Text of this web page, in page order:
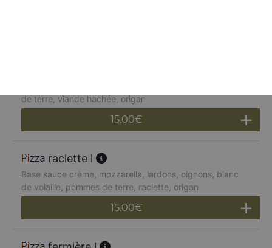
de terre, viande hachée, origan
15.00€
raclette l
Base sauce crème, mozzarella, lardons, oignons, blanc
de volaille, pommes de terre, raclette, origan
15.00€